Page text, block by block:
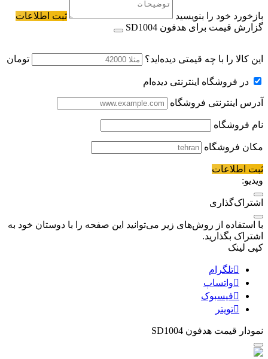
بازخورد خود را بنویسید
ثبت اطلاعات
گزارش قیمت برای هدفون SD1004
این کالا را با چه قیمتی دیده‌اید؟ تومان
در فروشگاه اینترنتی دیده‌ام
آدرس اینترنتی فروشگاه
نام فروشگاه
مکان فروشگاه
ثبت اطلاعات
ویدیو:
اشتراک‌گذاری
با استفاده از روش‌های زیر می‌توانید این صفحه را با دوستان خود به
اشتراک بگذارید.
کپی لینک
تلگرام
واتساپ
فیسبوک
تویتر
نمودار قیمت هدفون SD1004